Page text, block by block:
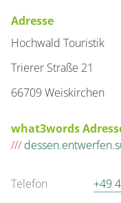
Adresse
Hochwald Touristik
Trierer Straße 21
66709 Weiskirchen
what3words
///
Telefon
+49